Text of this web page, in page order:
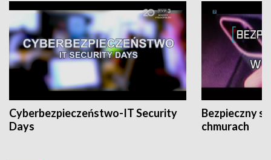
Cyberbezpieczeństwo-IT Security
Days
Bezpieczny
chmurach